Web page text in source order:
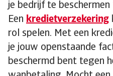
je bedrijf te
Een kredietverzekering
rol spelen. Met een
je jouw openstaande
beschermd bent tegen